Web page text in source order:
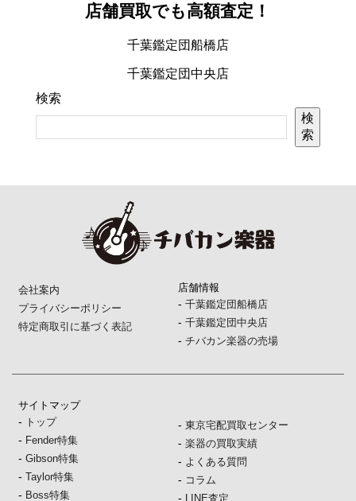
店舗買取でも高額査定！
千葉鑑定団船橋店
千葉鑑定団中央店
検索
検
索
会社案内
プライバシーポリシー
特定商取引に基づく表記
店舗情報
- 千葉鑑定団船橋店
- 千葉鑑定団中央店
- チバカン楽器の売場
サイトマップ
- トップ
- Fender特集
-Gibson特集
-Taylor特集
- Boss特集
- 東京宅配買取センター
- 楽器の買取実績
- よくある質問
- コラム
- LINE査定